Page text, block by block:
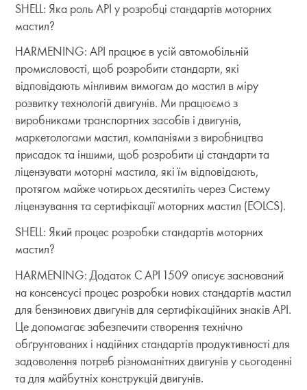
SHELL: Яка роль API у розробці стандартів моторних
мастил?
HARMENING: API працює в усій автомобільній
промисловості, щоб розробити стандарти, які
відповідають мінливим вимогам до мастил в міру
розвитку технологій двигунів. Ми працюємо з
виробниками транспортних засобів і двигунів,
маркетологами мастил, компаніями з виробництва
присадок та іншими, щоб розробити ці стандарти та
ліцензувати моторні мастила, які їм відповідають,
протягом майже чотирьох десятиліть через Систему
ліцензування та сертифікації моторних мастил (EOLCS).
SHELL: Який процес розробки стандартів моторних
мастил?
HARMENING: Додаток C API 1509 описує заснований
на консенсусі процес розробки нових стандартів мастил
для бензинових двигунів для сертифікаційних знаків API.
Це допомагає забезпечити створення технічно
обґрунтованих і надійних стандартів продуктивності для
задоволення потреб різноманітних двигунів у сьогоденні
та для майбутніх конструкцій двигунів.